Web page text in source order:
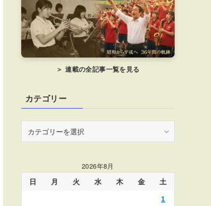
＞ 連載の全記事一覧を見る
カテゴリー
ー
2026年8月
日 月 火 水 木 金 土
1